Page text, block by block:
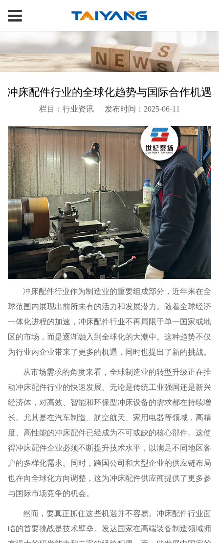
冲床配件行业的全球化趋势与国际合作机遇
栏目：行业资讯 发布时间：2025-06-11
冲床配件行业作为制造业的重要组成部分，近年来在全
球范围内展现出前所未有的活力和发展潜力。随着全球经济
一体化进程的加速，冲床配件行业不再局限于单一国家或地
区的市场，而是逐渐融入到全球化的大潮中。这种趋势不仅
为行业内企业带来了更多的机遇，同时也提出了新的挑战。
从市场需求的角度来看，全球制造业的转型升级正在推
动冲床配件行业的快速发展。无论是传统工业强国还是新兴
经济体，对高效、智能和环保型冲床设备的需求都在持续增
长。尤其是在汽车制造、航空航天、家用电器等领域，高精
度、高性能的冲床配件已经成为不可或缺的核心部件。这使
得冲床配件企业必须不断提升技术水平，以满足不同地区客
户的多样化需求。同时，跨国公司和大型企业的供应链布局
也在向全球化方向调整，这为冲床配件供应商提供了更多参
与国际市场竞争的机会。
然而，要真正抓住这些机遇并不容易。冲床配件行业面
临的首要挑战是技术壁垒。发达国家在高端装备制造领域拥